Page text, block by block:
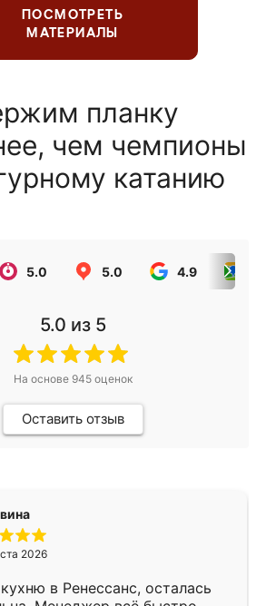
ПОСМОТРЕТЬ
МАТЕРИАЛЫ
планку
чем чемпионы
катанию
5.0 5.0 4.9
5.0 из 5
На основе 945оценок
Оставить отзыв
2026
в Ренессанс, осталась